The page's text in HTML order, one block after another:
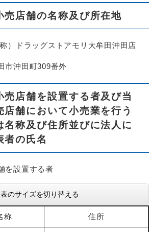
店舗の名称及び所在地
ラッグストアモリ大牟田沖田店
沖田町309番外
店舗を設置する者及び当
店舗において小売業を行う
名称及び住所並びに法人に
者の氏名
を設置する者
表のサイズを切り替える
称 住所